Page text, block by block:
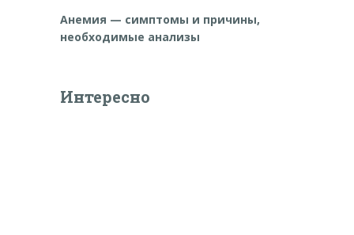
Анемия — симптомы и причины,
необходимые анализы
Интересно